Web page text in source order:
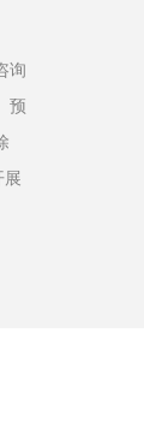
询
预
展